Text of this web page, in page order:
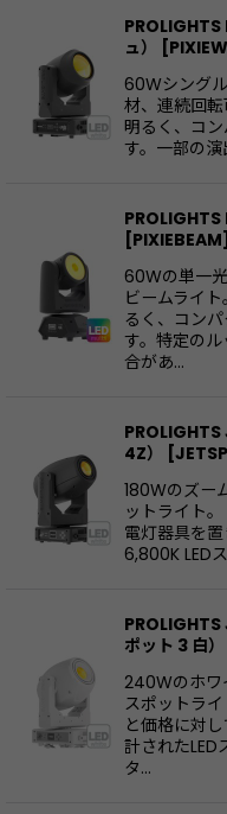
ュ）
[
60Wシング
材、連続回
明るく、コ
す。一部の
[PIXIEBEAM]
60Wの単一
ビームライ
るく、コン
す。特定の
合があ…
4Z）
[
180Wのズー
ットライト
電灯器具を
6,800K LED
ポット 3 白）
240Wのホワ
スポットラ
と価格に対
計されたLED
タ…